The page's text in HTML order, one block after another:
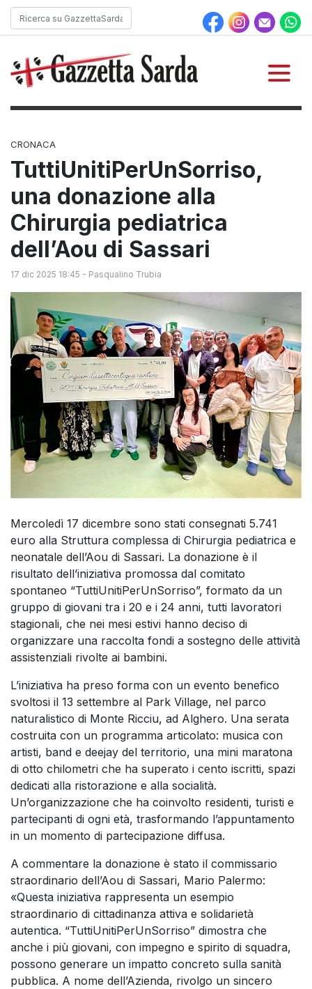
CRONACA
TuttiUnitiPerUnSorriso,
una donazione alla
Chirurgia pediatrica
dell’Aou di Sassari
17 dic 2025 18:45 - Pasqualino Trubia
Mercoledì 17 dicembre sono stati consegnati 5.741
euro alla Struttura complessa di Chirurgia pediatrica e
neonatale dell’Aou di Sassari. La donazione è il
risultato dell’iniziativa promossa dal comitato
spontaneo “TuttiUnitiPerUnSorriso”, formato da un
gruppo di giovani tra i 20 e i 24 anni, tutti lavoratori
stagionali, che nei mesi estivi hanno deciso di
organizzare una raccolta fondi a sostegno delle attività
assistenziali rivolte ai bambini.
L’iniziativa ha preso forma con un evento benefico
svoltosi il 13 settembre al Park Village, nel parco
naturalistico di Monte Ricciu, ad Alghero. Una serata
costruita con un programma articolato: musica con
artisti, band e deejay del territorio, una mini maratona
di otto chilometri che ha superato i cento iscritti, spazi
dedicati alla ristorazione e alla socialità.
Un’organizzazione che ha coinvolto residenti, turisti e
partecipanti di ogni età, trasformando l’appuntamento
in un momento di partecipazione diffusa.
A commentare la donazione è stato il commissario
straordinario dell’Aou di Sassari, Mario Palermo:
«Questa iniziativa rappresenta un esempio
straordinario di cittadinanza attiva e solidarietà
autentica. “TuttiUnitiPerUnSorriso” dimostra che
anche i più giovani, con impegno e spirito di squadra,
possono generare un impatto concreto sulla sanità
pubblica. A nome dell’Azienda, rivolgo un sincero